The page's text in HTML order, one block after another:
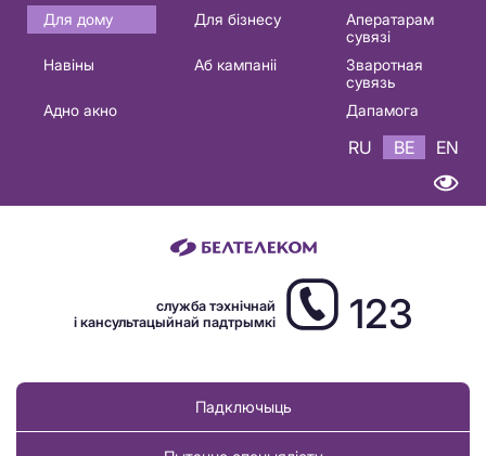
Основная
навигация
Для дому Для бізнесу
Аператарам
сувязі
Навіны
Аб кампаніі
Зваротная
сувязь
Адно акно
Дапамога
RU BE EN
служба тэхнічнай
і кансультацыйнай падтрымкі
123
Падключыць